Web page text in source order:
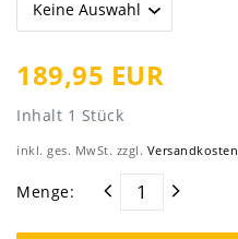
189,95 EUR
Inhalt 1 Stück
inkl. ges. MwSt. zzgl. Versandkosten
Menge: